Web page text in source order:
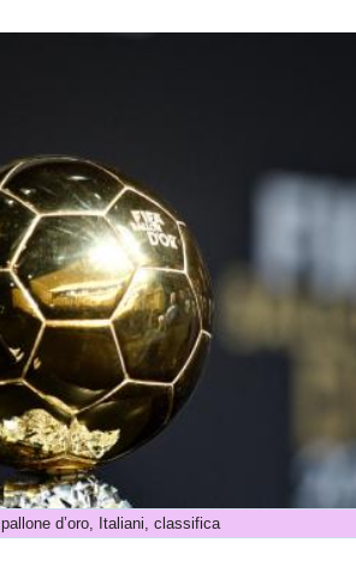
pallone d’oro, Italiani, classifica